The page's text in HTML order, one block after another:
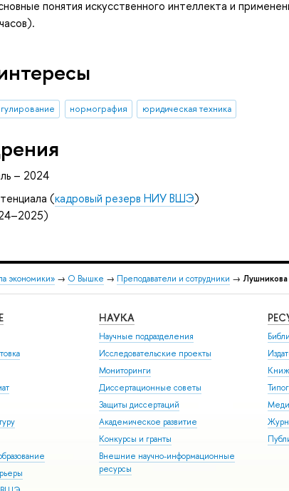
понятия искусственного интеллекта и
нормография юридическая техника
– 2024
(кадровый резерв НИУ ВШЭ)
экономики» → О Вышке → Преподаватели и сотрудники →
НАУКА
Научные подразделения
Исследовательские проекты
Мониторинги
Диссертационные советы
Защиты диссертаций
Академическое развитие
Конкурсы и гранты
Внешние научно-информационные
ресурсы